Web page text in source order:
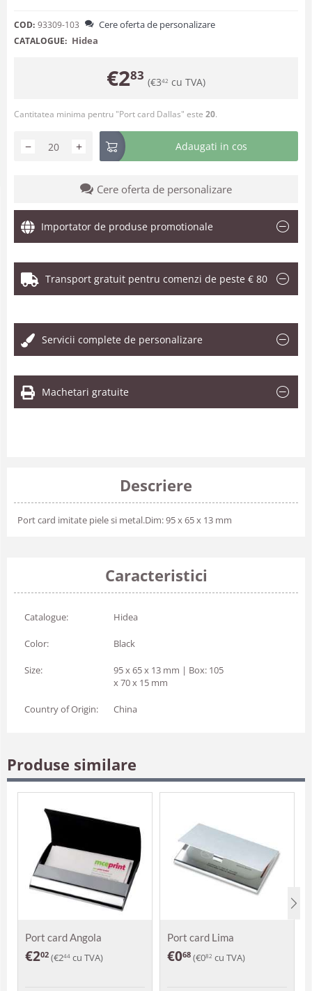
COD: 93309-103 Cere oferta de personalizare
CATALOGUE: Hidea
€283 (€342 cu TVA)
Cantitatea minima pentru "Port card Dallas" este 20.
+
− Adaugati in cos
Cere oferta de personalizare
Importator de produse promotionale
Transport gratuit pentru comenzi de peste € 80
Servicii complete de personalizare
Machetari gratuite
Descriere
Port card imitate piele si metal.Dim: 95 x 65 x 13 mm
Caracteristici
Catalogue: Hidea
Color: Black
Size:
95 x 65 x 13 mm | Box: 105
x 70 x 15 mm
Country of Origin: China
Produse similare
Port card Angola
€202 (€244 cu TVA)
Port card Lima
€068 (€082 cu TVA)